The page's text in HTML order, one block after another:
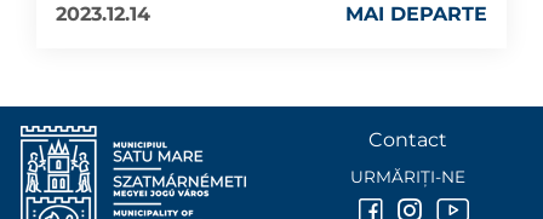
2023.12.14
MAI DEPARTE
Contact
URMĂRIȚI-NE